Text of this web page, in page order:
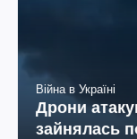
Війна в Україні
Дрони
зайнялась